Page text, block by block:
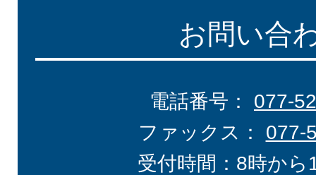
お問い合
電話番号： 077-
ファックス： 077-
受付時間：8時から